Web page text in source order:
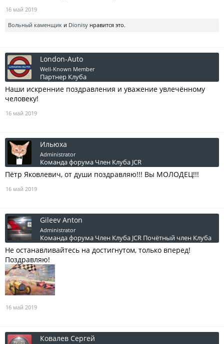
16 май 2019
Вольный каменщик и Dionisy нравится это.
London-Auto
Well-Known Member
Партнер Клуба
Наши искренние поздравления и уважение увлечённому
человеку!
16 май 2019
Ильюха
Administrator
Команда форума Член Клуба JCR
Пётр Яковлевич, от души поздравляю!!! Вы МОЛОДЕЦ!!!
16 май 2019
Gileev Anton
Administrator
Команда форума Член Клуба JCR Почётный член Клуба
Не останавливайтесь на достигнутом, только вперед!
Поздравляю!
16 май 2019
Ковалев Сергей